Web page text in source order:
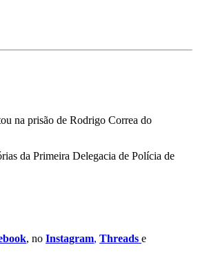
na prisão de Rodrigo Correa do
da Primeira Delegacia de Polícia de
, no Instagram, Threads e